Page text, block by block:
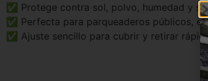
✅ Protege contra sol, polvo, humedad y
✅ Perfecta para parqueaderos públicos,
✅ Ajuste sencillo para cubrir y retirar